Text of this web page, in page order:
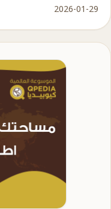
2026-01-29